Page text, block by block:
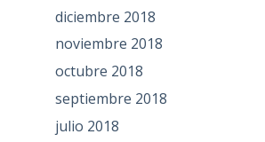
diciembre 2018
noviembre 2018
octubre 2018
septiembre 2018
julio 2018